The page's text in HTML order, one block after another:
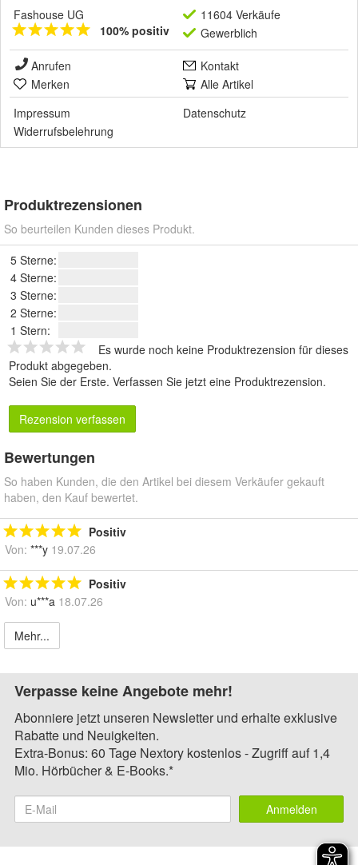
Fashouse UG
100% positiv
11604 Verkäufe
Gewerblich
Anrufen
Kontakt
Merken
Alle Artikel
Impressum
Datenschutz
Widerrufsbelehrung
Produktrezensionen
So beurteilen Kunden dieses Produkt.
5 Sterne:
4 Sterne:
3 Sterne:
2 Sterne:
1 Stern:
Es wurde noch keine Produktrezension für dieses
Produkt abgegeben.
Seien Sie der Erste. Verfassen Sie jetzt eine Produktrezension.
Rezension verfassen
Bewertungen
So haben Kunden, die den Artikel bei diesem Verkäufer gekauft
haben, den Kauf bewertet.
Positiv
Von: ***y 19.07.26
Positiv
Von: u***a 18.07.26
Mehr...
Verpasse keine Angebote mehr!
Abonniere jetzt unseren Newsletter und erhalte exklusive
Rabatte und Neuigkeiten.
Extra-Bonus: 60 Tage Nextory kostenlos - Zugriff auf 1,4
Mio. Hörbücher & E-Books.*
Anmelden